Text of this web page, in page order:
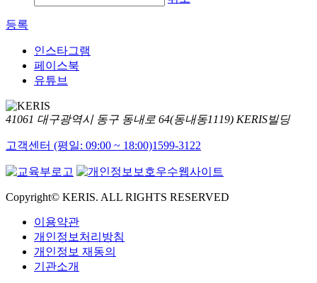
등록
인스타그램
페이스북
유튜브
41061 대구광역시 동구 동내로 64(동내동1119) KERIS빌딩
고객센터 (평일: 09:00 ~ 18:00)1599-3122
Copyright© KERIS. ALL RIGHTS RESERVED
이용약관
개인정보처리방침
개인정보 재동의
기관소개